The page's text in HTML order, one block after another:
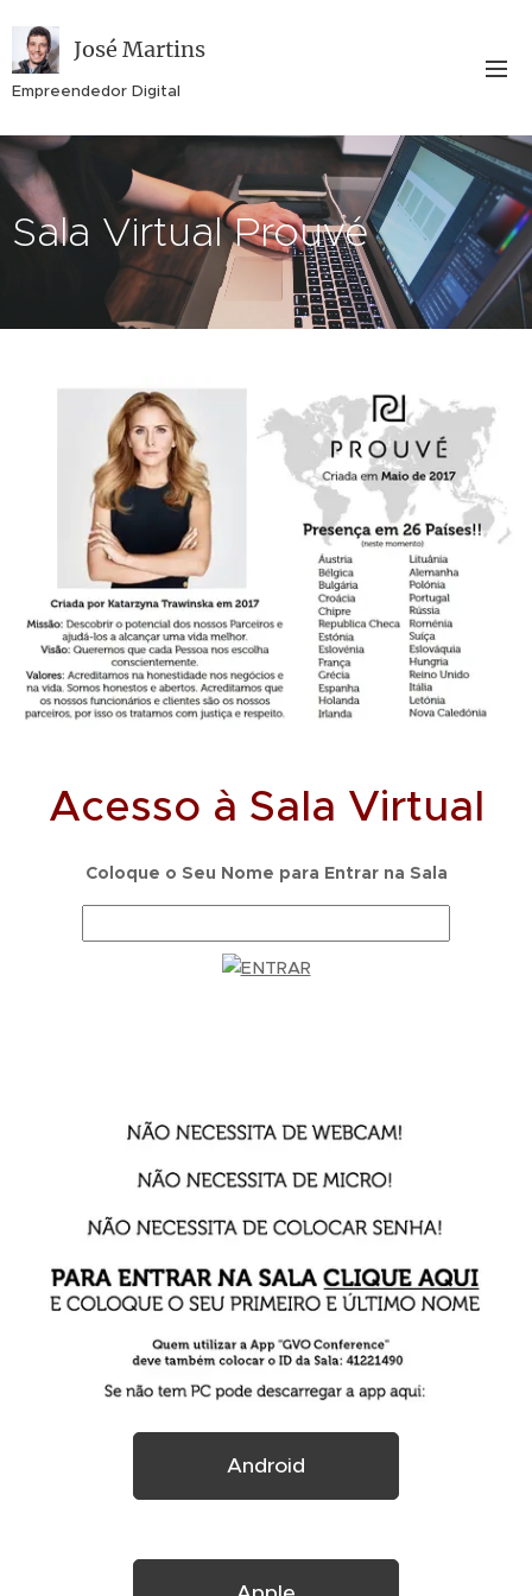
José Martins
Empreendedor Digital
Sala Virtual Prouvé
Acesso à Sala Virtual
Coloque o Seu Nome para Entrar na Sala
Android